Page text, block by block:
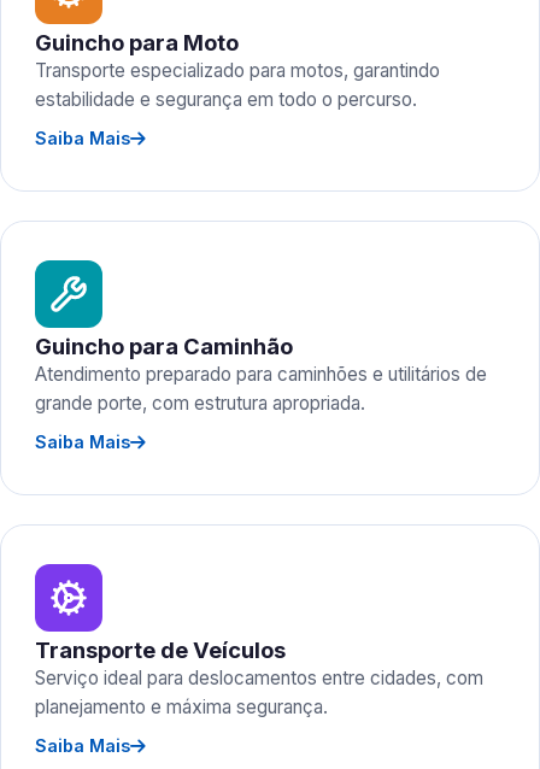
Guincho para Moto
Transporte especializado para motos, garantindo
estabilidade e segurança em todo o percurso.
Saiba Mais
Guincho para Caminhão
Atendimento preparado para caminhões e utilitários de
grande porte, com estrutura apropriada.
Saiba Mais
Transporte de Veículos
Serviço ideal para deslocamentos entre cidades, com
planejamento e máxima segurança.
Saiba Mais